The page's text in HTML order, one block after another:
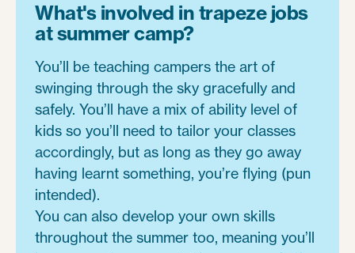
What's involved in trapeze jobs
at summer camp?
You’ll be teaching campers the art of
swinging through the sky gracefully and
safely. You’ll have a mix of ability level of
kids so you’ll need to tailor your classes
accordingly, but as long as they go away
having learnt something, you’re flying (pun
intended).
You can also develop your own skills
throughout the summer too, meaning you’ll